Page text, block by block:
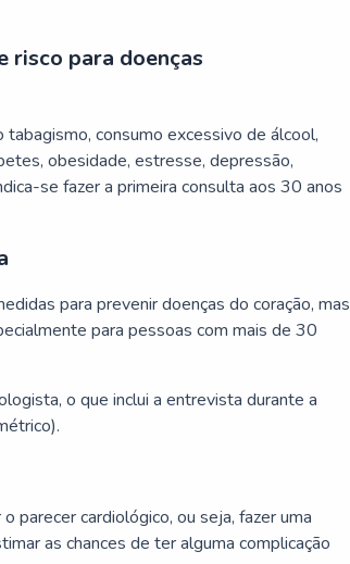
risco para doenças
consumo excessivo de álcool,
obesidade, estresse, depressão,
se fazer a primeira consulta aos 30 anos
para prevenir doenças do coração, mas
para pessoas com mais de 30
o que inclui a entrevista durante a
parecer cardiológico, ou seja, fazer uma
as chances de ter alguma complicação